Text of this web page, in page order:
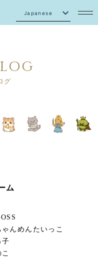
Japanese
グ
ム
んめんたいっこ
子